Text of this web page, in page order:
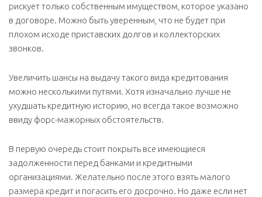
рискует только собственным имуществом, которое указано
в договоре. Можно быть уверенным, что не будет при
плохом исходе приставских долгов и коллекторских
звонков.
Увеличить шансы на выдачу такого вида кредитования
можно несколькими путями. Хотя изначально лучше не
ухудшать кредитную историю, но всегда такое возможно
ввиду форс-мажорных обстоятельств.
В первую очередь стоит покрыть все имеющиеся
задолженности перед банками и кредитными
организациями. Желательно после этого взять малого
размера кредит и погасить его досрочно. Но даже если нет